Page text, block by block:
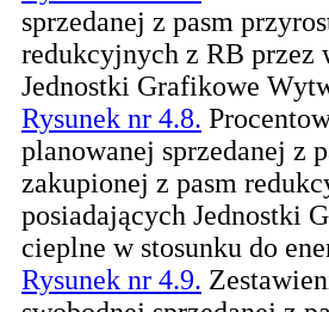
sprzedanej z pasm
redukcyjnych z RB przez
Jednostki Grafikowe
Rysunek nr 4.8.
planowanej sprzedanej z
zakupionej z pasm
posiadających Jednostki
cieplne w stosunku do
Rysunek nr 4.9.